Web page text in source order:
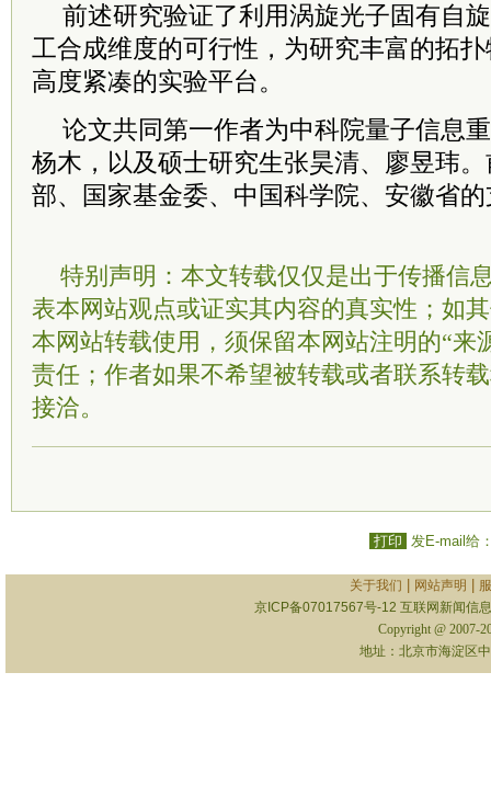
前述研究验证了利用涡旋光子固有自
工合成维度的可行性，为研究丰富的拓
高度紧凑的实验平台。
论文共同第一作者为中科院量子信息
杨木，以及硕士研究生张昊清、廖昱玮
部、国家基金委、中国科学院、安徽省
特别声明：本文转载仅仅是出于传播信
表本网站观点或证实其内容的真实性；如
本网站转载使用，须保留本网站注明的“来
责任；作者如果不希望被转载或者联系转
接洽。
打印 发E-mail给
关于我们 网站声明
京ICP备07017567号-12 互联网新闻信
Copyright @ 2007-
地址：北京市海淀区